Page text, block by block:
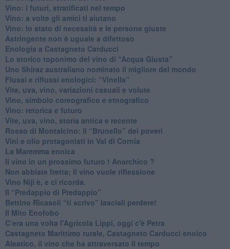
​Vino: i futuri, stratificati nel tempo
Vino: a volte gli amici ti aiutano
Vino: lo stato di necessità e le persone giuste
​Astringente non è uguale a difettoso
Enologia a Castagneto Carducci
Lo storico toponimo del vino di “Acqua Giusta”
Uno Shiraz australiano nominato il migliore del mondo
​Flussi e riflussi enologici: “Vinella”
Vite, uva, vino, variazioni casuali e volute
Vino, simbolo coreografico e etnografico
​Vino: retorica e futuro
​Vite, uva, vino, storia antica e recente
​Rosso di Montalcino: il “Brunello” dei poveri
Vini e olio protagonisti in Val di Cornia
​La Maremma enoica
Il vino in un prossimo futuro ! Anarchico ?
​Non abbiate fretta; Il vino vuole riflessione
​Vino Niji è, e ci ricorda.
Il “Predappio di Predappio”
Bettino Ricasoli “ti scrivo” lasciali perdere!
Il Mito Enofobo
​C’era una volta l'Agricola Lippi, oggi c'è Petra
​Castagneto Marittimo rurale, Castagneto Carducci enoico
Aleatico, il vino che ha attraversato il tempo